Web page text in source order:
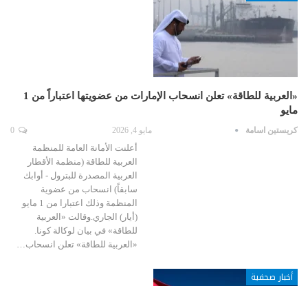
«العربية للطاقة» تعلن انسحاب الإمارات من عضويتها اعتباراً من 1
مايو
كريستين اسامة مايو 4, 2026
أعلنت الأمانة العامة للمنظمة
العربية للطاقة (منظمة الأقطار
العربية المصدرة للبترول - أوابك
سابقاً) انسحاب من عضوية
المنظمة وذلك اعتبارا من 1 مايو
(أيار) الجاري.وقالت «العربية
للطاقة» في بيان لوكالة كونا.
«العربية للطاقة» تعلن انسحاب…
أخبار صحفية